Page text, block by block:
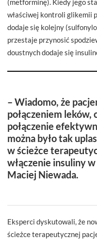
właściwej kontroli glikemii
dodaje się kolejny
przestaje przynosić
doustnych dodaje się
– Wiadomo, że
połączeniem leków,
połączenie
można było tak
w ścieżce
włączenie insuliny
Maciej Niewada.
Eksperci dyskutowali, że
ścieżce terapeutycznej